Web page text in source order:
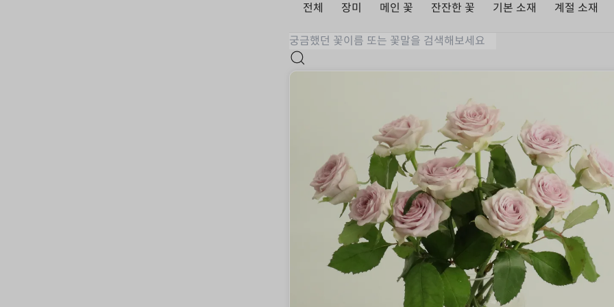
전체 장미 메인 꽃 잔잔한 꽃 기본 소재 계절 소재